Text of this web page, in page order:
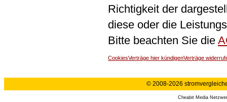
Richtigkeit der
diese oder die
Bitte beachten Sie die
CookiesVerträge hier kündigenVerträge
© 2008-2026
Cheabit Media